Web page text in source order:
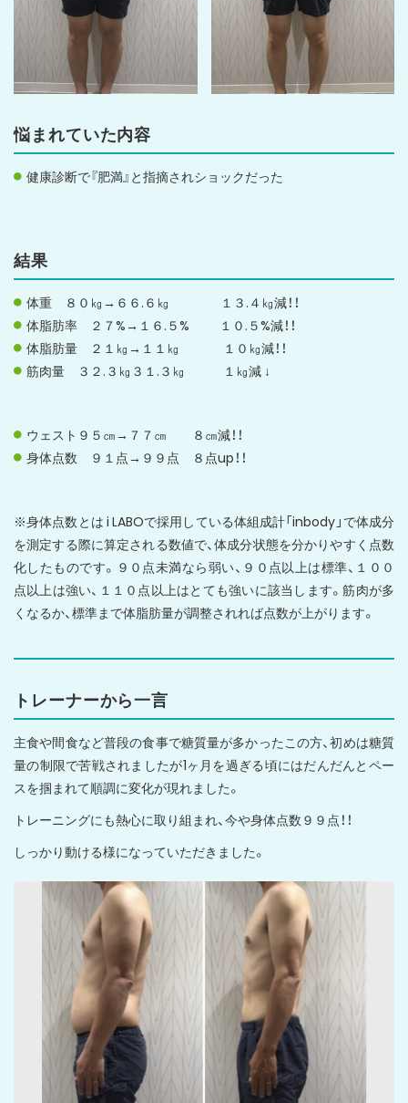
悩まれていた内容
健康診断で『肥満』と指摘されショックだった
結果
体重 ８０㎏→６６.６㎏ １３.４㎏減！！
体脂肪率 ２７%→１６.５% １０.５%減！！
体脂肪量 ２１㎏→１１㎏ １０㎏減！！
筋肉量 ３２.３㎏３１.３㎏ １㎏減 ↓
ウェスト９５㎝→７７㎝ ８㎝減！！
身体点数 ９１点→９９点 ８点up！！
※身体点数とは i LABOで採用している体組成計「inbody」で体成分
を測定する際に算定される数値で、体成分状態を分かりやすく点数
化したものです。９０点未満なら弱い、９０点以上は標準、１００
点以上は強い、１１０点以上はとても強いに該当します。筋肉が多
くなるか、標準まで体脂肪量が調整されれば点数が上がります。
トレーナーから一言
主食や間食など普段の食事で糖質量が多かったこの方、初めは糖質
量の制限で苦戦されましたが1ヶ月を過ぎる頃にはだんだんとペー
スを掴まれて順調に変化が現れました。
トレーニングにも熱心に取り組まれ、今や身体点数９９点！！
しっかり動ける様になっていただきました。